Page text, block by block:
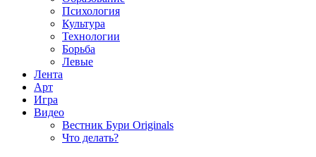
Психология
Культура
Технологии
Борьба
Левые
Лента
Арт
Игра
Видео
Вестник Бури Originals
Что делать?